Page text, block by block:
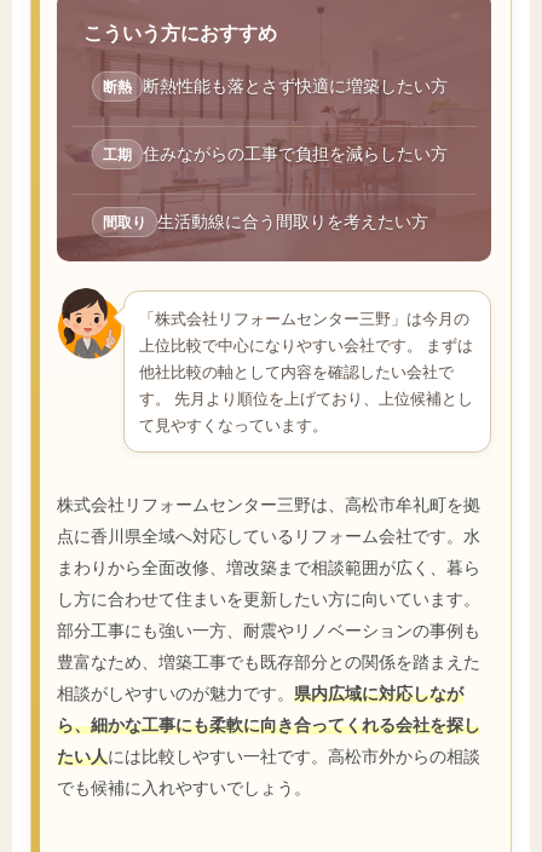
こういう方におすすめ
断熱 断熱性能も落とさず快適に増築したい方
工期 住みながらの工事で負担を減らしたい方
間取り 生活動線に合う間取りを考えたい方
「株式会社リフォームセンター三野」は今月の
上位比較で中心になりやすい会社です。 まずは
他社比較の軸として内容を確認したい会社で
す。 先月より順位を上げており、上位候補とし
て見やすくなっています。
株式会社リフォームセンター三野は、高松市牟礼町を拠
点に香川県全域へ対応しているリフォーム会社です。水
まわりから全面改修、増改築まで相談範囲が広く、暮ら
し方に合わせて住まいを更新したい方に向いています。
部分工事にも強い一方、耐震やリノベーションの事例も
豊富なため、増築工事でも既存部分との関係を踏まえた
相談がしやすいのが魅力です。 県内広域に対応しなが
ら、細かな工事にも柔軟に向き合ってくれる会社を探し
たい人には比較しやすい一社です。高松市外からの相談
でも候補に入れやすいでしょう。